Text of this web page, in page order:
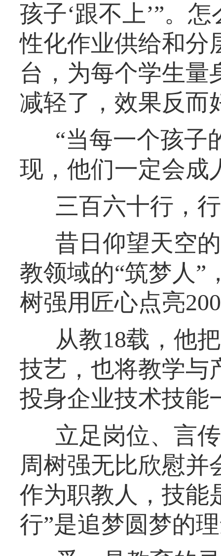
孩子‘跟不上’”。
性化作业供给和分
台，为每个学生量
减轻了，效果反而
“当每一个孩子
现，他们一定会成
三百六十行，
昔日仰望天空
教领域的“筑梦人”
树强用匠心点亮
从教18载，他
技艺，也将教学与
投身企业技术技能
立足岗位、言
周树强无比欣慰并
作为职教人，技能
行”是追梦圆梦的